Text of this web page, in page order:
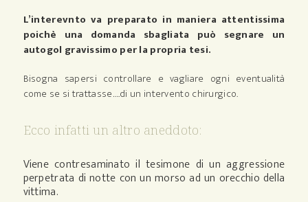
L’interevnto va preparato in maniera attentissima
poichè una domanda sbagliata può segnare un
autogol gravissimo per la propria tesi.
Bisogna sapersi controllare e vagliare ogni eventualità
come se si trattasse….di un intervento chirurgico.
Ecco infatti un altro aneddoto:
Viene contresaminato il tesimone di un aggressione
perpetrata di notte con un morso ad un orecchio della
vittima.